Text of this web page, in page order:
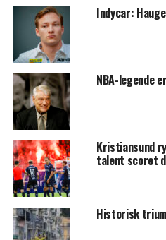
Indycar:
NBA-legende
Kristiansund
talent scoret
Historisk